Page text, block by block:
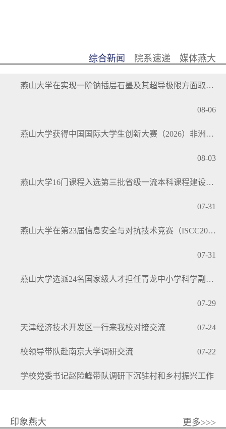
综合新闻 院系速递 媒体燕大
燕山大学在实现一阶钠插层石墨及其超导极限方面取得...
08-06
燕山大学获得中国国际大学生创新大赛（2026）非洲区...
08-03
燕山大学16门课程入选第三批省级一流本科课程建设名单
07-31
燕山大学在第23届信息安全与对抗技术竞赛（ISCC2026...
07-31
燕山大学选派24名国家级人才担任青龙中小学科学副校长
07-29
天津经济技术开发区一行来我校对接交流 07-24
校领导带队赴南京大学调研交流 07-22
学校党委书记赵险峰带队调研下沉驻村和乡村振兴工作
燕山大学9部作品在2026年高校影视作品、论文交流展映...
印象燕大 更多>>>